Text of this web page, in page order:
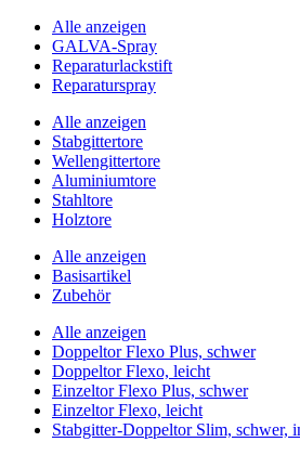
Alle anzeigen
GALVA-Spray
Reparaturlackstift
Reparaturspray
Alle anzeigen
Stabgittertore
Wellengittertore
Aluminiumtore
Stahltore
Holztore
Alle anzeigen
Basisartikel
Zubehör
Alle anzeigen
Doppeltor Flexo Plus, schwer
Doppeltor Flexo, leicht
Einzeltor Flexo Plus, schwer
Einzeltor Flexo, leicht
Stabgitter-Doppeltor Slim, schwer,